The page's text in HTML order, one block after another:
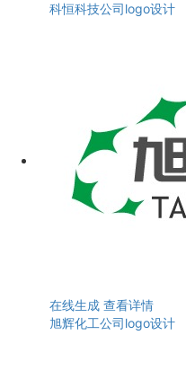
科恒科技公司logo设计
在线生成 查看详情
旭辉化工公司logo设计